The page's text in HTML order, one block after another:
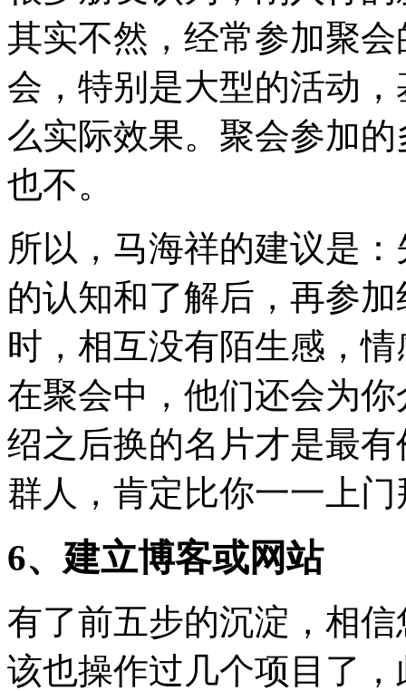
其实不然，经常参加聚
会，特别是大型的活动
么实际效果。聚会参加
也不。
所以，马海祥的建议是
的认知和了解后，再参
时，相互没有陌生感，
在聚会中，他们还会为
绍之后换的名片才是最
群人，肯定比你一一上
6、建立博客或网站
有了前五步的沉淀，相
该也操作过几个项目了